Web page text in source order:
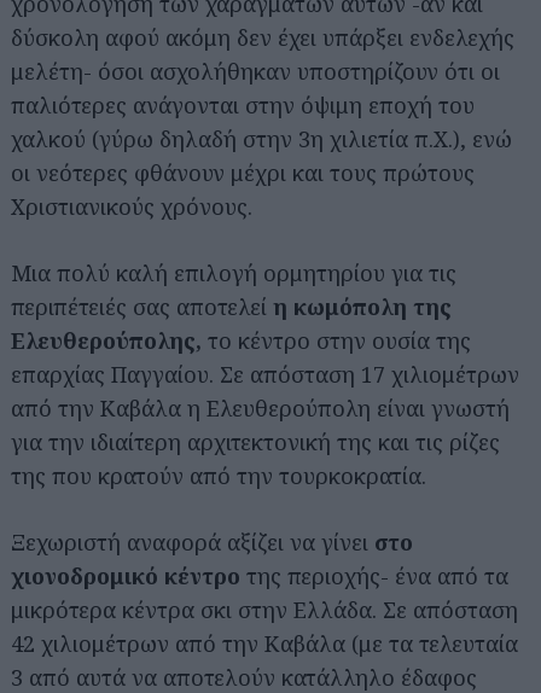
δύσκολη αφού ακόμη δεν έχει υπάρξει ενδελεχής
μελέτη- όσοι ασχολήθηκαν υποστηρίζουν ότι οι
παλιότερες ανάγονται στην όψιμη εποχή του
χαλκού (γύρω δηλαδή στην 3η χιλιετία π.Χ.), ενώ
οι νεότερες φθάνουν μέχρι και τους πρώτους
Χριστιανικούς χρόνους.
Μια πολύ καλή επιλογή ορμητηρίου για τις
περιπέτειές σας αποτελεί η κωμόπολη της
Ελευθερούπολης, το κέντρο στην ουσία της
επαρχίας Παγγαίου. Σε απόσταση 17 χιλιομέτρων
από την Καβάλα η Ελευθερούπολη είναι γνωστή
για την ιδιαίτερη αρχιτεκτονική της και τις ρίζες
της που κρατούν από την τουρκοκρατία.
Ξεχωριστή αναφορά αξίζει να γίνει στο
χιονοδρομικό κέντρο της περιοχής- ένα από τα
μικρότερα κέντρα σκι στην Ελλάδα. Σε απόσταση
42 χιλιομέτρων από την Καβάλα (με τα τελευταία
3 από αυτά να αποτελούν κατάλληλο έδαφος